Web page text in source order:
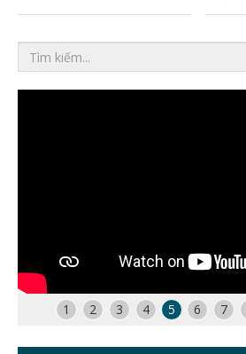
1 2 3 4 5 6 7